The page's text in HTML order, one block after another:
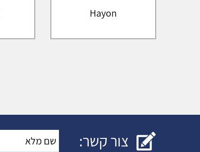
Hayon
צור קשר: שם מלא